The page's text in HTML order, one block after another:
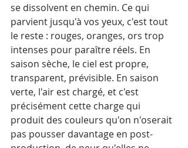
se dissolvent en chemin. Ce qui
parvient jusqu'à vos yeux, c'est tout
le reste : rouges, oranges, ors trop
intenses pour paraître réels. En
saison sèche, le ciel est propre,
transparent, prévisible. En saison
verte, l'air est chargé, et c'est
précisément cette charge qui
produit des couleurs qu'on n'oserait
pas pousser davantage en post-